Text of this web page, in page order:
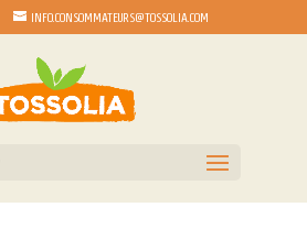
INFO.CONSOMMATEURS@TOSSOLIA.COM